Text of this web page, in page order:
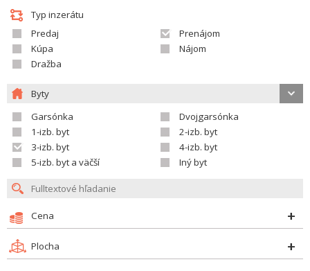
Typ inzerátu
Predaj
Prenájom
Kúpa
Nájom
Dražba
Byty
Garsónka
Dvojgarsónka
1-izb. byt
2-izb. byt
3-izb. byt
4-izb. byt
5-izb. byt a väčší
Iný byt
Cena
Plocha